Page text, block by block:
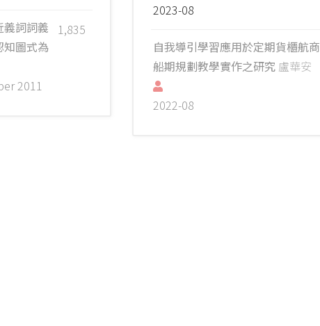
1,835
義詞詞義
圖式為
2011
2023-08
自我導引學習應用於定期貨櫃航商
船期規劃教學實作之研究 盧華安
2022-08